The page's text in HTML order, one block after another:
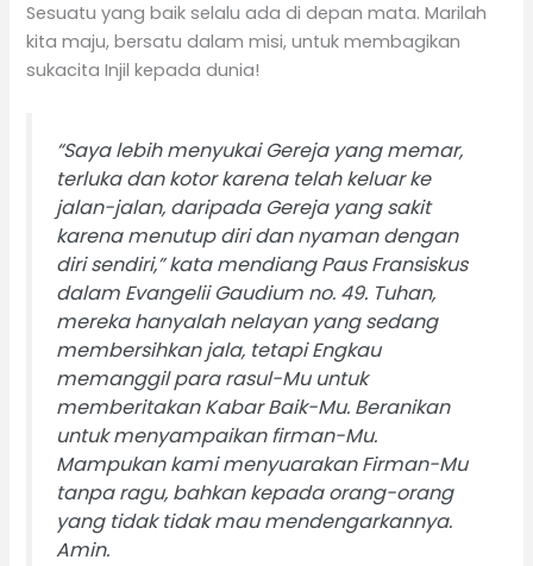
Sesuatu yang baik selalu ada di depan mata. Marilah
kita maju, bersatu dalam misi, untuk membagikan
sukacita Injil kepada dunia!
“Saya lebih menyukai Gereja yang memar,
terluka dan kotor karena telah keluar ke
jalan-jalan, daripada Gereja yang sakit
karena menutup diri dan nyaman dengan
diri sendiri,” kata mendiang Paus Fransiskus
dalam Evangelii Gaudium no. 49. Tuhan,
mereka hanyalah nelayan yang sedang
membersihkan jala, tetapi Engkau
memanggil para rasul-Mu untuk
memberitakan Kabar Baik-Mu. Beranikan
untuk menyampaikan firman-Mu.
Mampukan kami menyuarakan Firman-Mu
tanpa ragu, bahkan kepada orang-orang
yang tidak tidak mau mendengarkannya.
Amin.